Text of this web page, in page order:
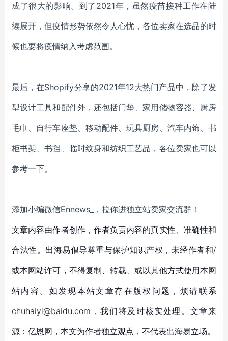
成了很大的影响。到了2021年，虽然疫苗接种工作在陆
续展开，但疫情形势依然令人心忧，各位卖家在选品的时
候也要将疫情纳入考虑范围。
最后，在Shopify分享的2021年12大热门产品中，除了发
型设计工具和配件外，还包括门垫、家用储物容器、厨房
毛巾、自行车座垫、移动配件、玩具厨房、汽车内饰、书
柜书架、书挡、临时纹身和纺织工艺品，各位卖家也可以
参考一下。
添加小编微信Ennews_，拉你进独立站卖家交流群！
文章内容由作者创作，作者负责内容的真实性、准确性和
合法性。出海易倡导尊重与保护知识产权，未经作者和/
或本网站许可，不得复制、转载、或以其他方式使用本网
站内容。如发现本站文章存在版权问题，烦请联系
chuhaiyi@baidu.com，我们将及时核实处理。文章来
源：亿恩网，本文为作者独立观点，不代表出海易立场。